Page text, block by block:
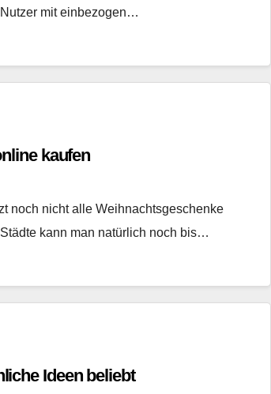
mit einbezogen…
kaufen
noch nicht alle Weihnachtsgeschenke
kann man natürlich noch bis…
Ideen beliebt